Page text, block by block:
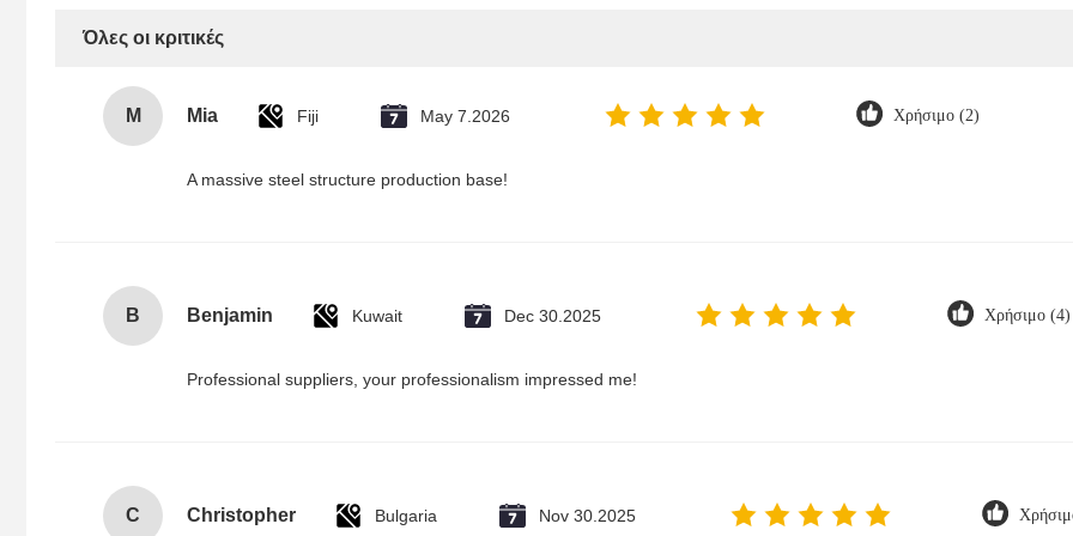
Όλες οι κριτικές
M Mia Fiji May 7.2026 Χρήσιμο (2)
A massive steel structure production base!
B Benjamin Kuwait Dec 30.2025 Χρήσιμο (4)
Professional suppliers, your professionalism impressed me!
C Christopher Bulgaria Nov 30.2025